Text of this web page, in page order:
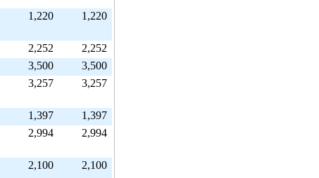
1,220 1,220
2,252
2,252
3,500
3,500
3,257 3,257
1,397
1,397
2,994 2,994
2,100 2,100